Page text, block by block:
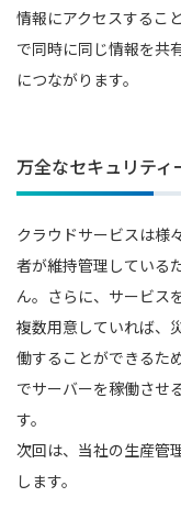
情報にアクセスするこ
で同時に同じ情報を共
につながります。
万全なセキュリティ
クラウドサービスは様
者が維持管理している
ん。さらに、サービス
複数用意していれば、
働することができるた
でサーバーを稼働させ
す。
次回は、当社の生産管
します。